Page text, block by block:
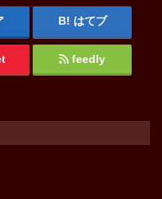
はてブ
feedly